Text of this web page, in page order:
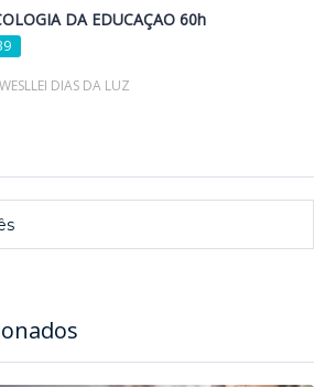
DA EDUCAÇÃO 60h
DIAS DA LUZ